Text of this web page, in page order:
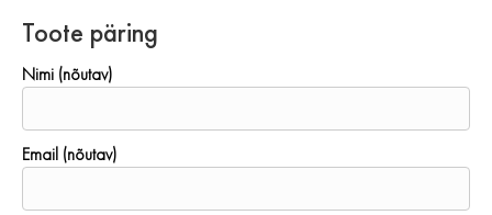
Toote päring
Nimi (nõutav)
Email (nõutav)